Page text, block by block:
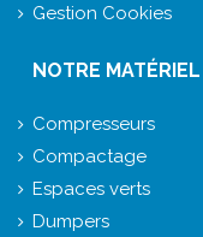
Gestion Cookies
NOTRE MATÉRIEL
Compresseurs
Compactage
Espaces verts
Dumpers